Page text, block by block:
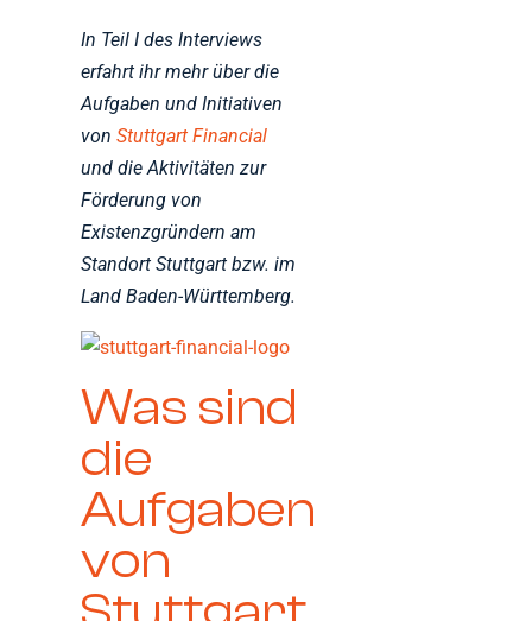
In Teil I des Interviews
erfahrt ihr mehr über die
Aufgaben und Initiativen
vonStuttgart Financial
und die Aktivitäten zur
Förderung von
Existenzgründern am
Standort Stuttgart bzw. im
Land Baden-Württemberg.
Was sind
die
Aufgaben
von